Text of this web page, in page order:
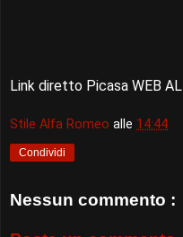
Link diretto Picasa WEB
Stile Alfa Romeo alle 14:44
Condividi
Nessun commento :